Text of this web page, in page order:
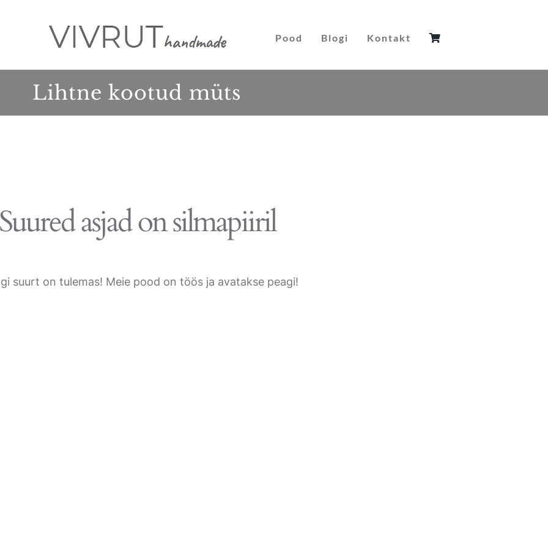
Pood Blogi Kontakt
Lihtne kootud müts
asjad on silmapiiril
suurt on tulemas! Meie pood on töös ja avatakse peagi!